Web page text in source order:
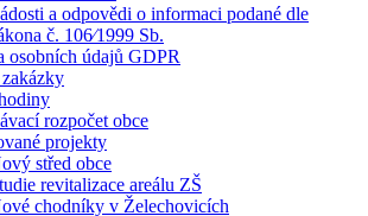
a odpovědi o informaci podané dle
č. 106⁄1999 Sb.
osobních údajů GDPR
rozpočet obce
projekty
střed obce
revitalizace areálu ZŠ
chodníky v Želechovicích